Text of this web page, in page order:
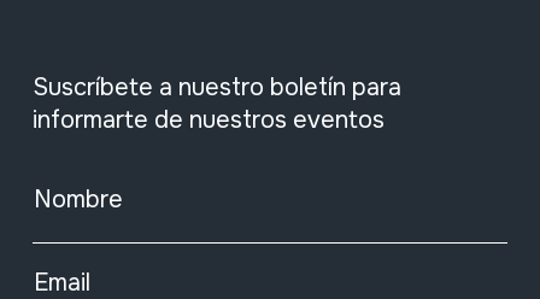
Suscríbete a nuestro boletín para
informarte de nuestros eventos
Nombre
Email